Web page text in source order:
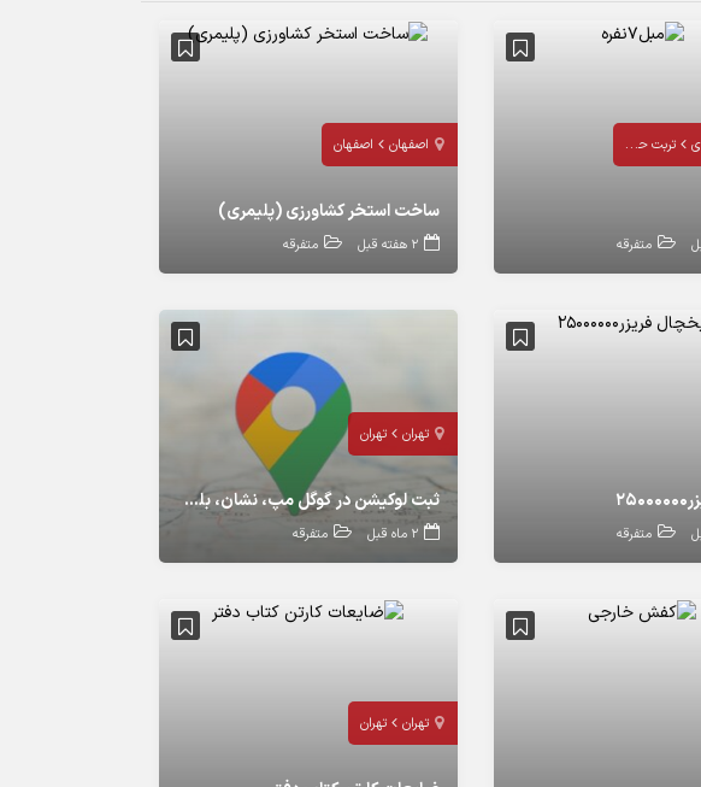
تربت حیدریه
متفرقه
اصفهان اصفهان
ساخت استخر کشاورزی (پلیمری)
2 هفته قبل متفرقه
متفرقه
تهران تهران
ثبت لوکیشن در گوگل مپ، نشان، بلد،اوپن استریت و ویز
2 ماه قبل متفرقه
تهران تهران